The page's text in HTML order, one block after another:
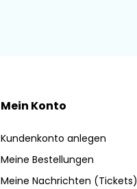
Mein Konto
Kundenkonto anlegen
Meine Bestellungen
Meine Nachrichten (Tickets)